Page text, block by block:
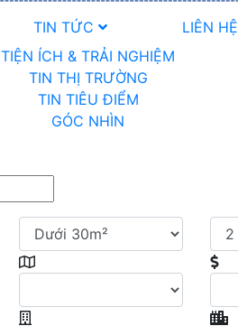
TIN TỨC
TIỆN ÍCH & TRẢI NGHIỆM
TIN THỊ TRƯỜNG
TIN TIÊU ĐIỂM
GÓC NHÌN
LIÊN HỆ